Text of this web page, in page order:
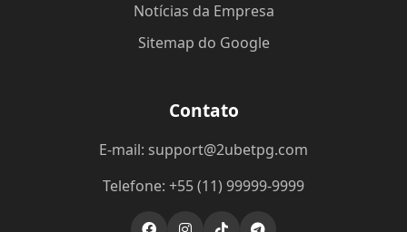
Notícias da Empresa
Sitemap do Google
Contato
E-mail: support@2ubetpg.com
Telefone: +55 (11) 99999-9999